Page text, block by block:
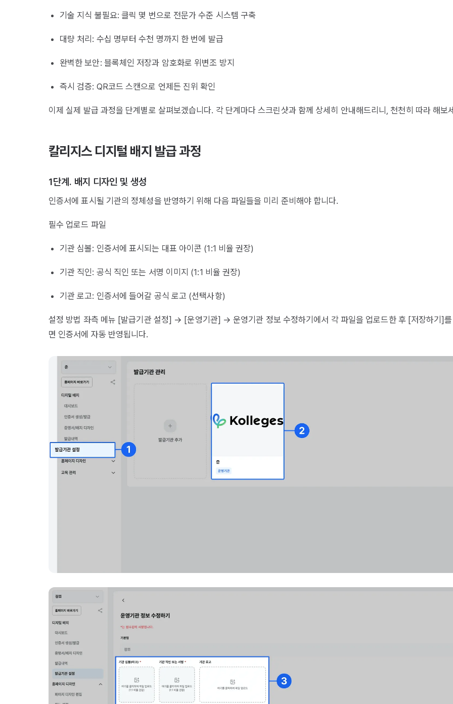
기술 지식 불필요: 클릭 몇 번으로 전문가 수준 시스템 구축
대량 처리: 수십 명부터 수천 명까지 한 번에 발급
완벽한 보안: 블록체인 저장과 암호화로 위변조 방지
즉시 검증: QR코드 스캔으로 언제든 진위 확인
이제 실제 발급 과정을 단계별로 살펴보겠습니다. 각 단계마다 스크린샷과 함께 상세히 안내해드리니, 천천히 따라 해보
칼리지스 디지털 배지 발급 과정
1단계. 배지 디자인 및 생성
인증서에 표시될 기관의 정체성을 반영하기 위해 다음 파일들을 미리 준비해야 합니다.
필수 업로드 파일
기관 심볼: 인증서에 표시되는 대표 아이콘 (1:1 비율 권장)
기관 직인: 공식 직인 또는 서명 이미지 (1:1 비율 권장)
기관 로고: 인증서에 들어갈 공식 로고 (선택사항)
설정 방법 좌측 메뉴 [발급기관 설정] → [운영기관] → 운영기관 정보 수정하기에서 각 파일을 업로드한 후 [저장하기]
면 인증서에 자동 반영됩니다.